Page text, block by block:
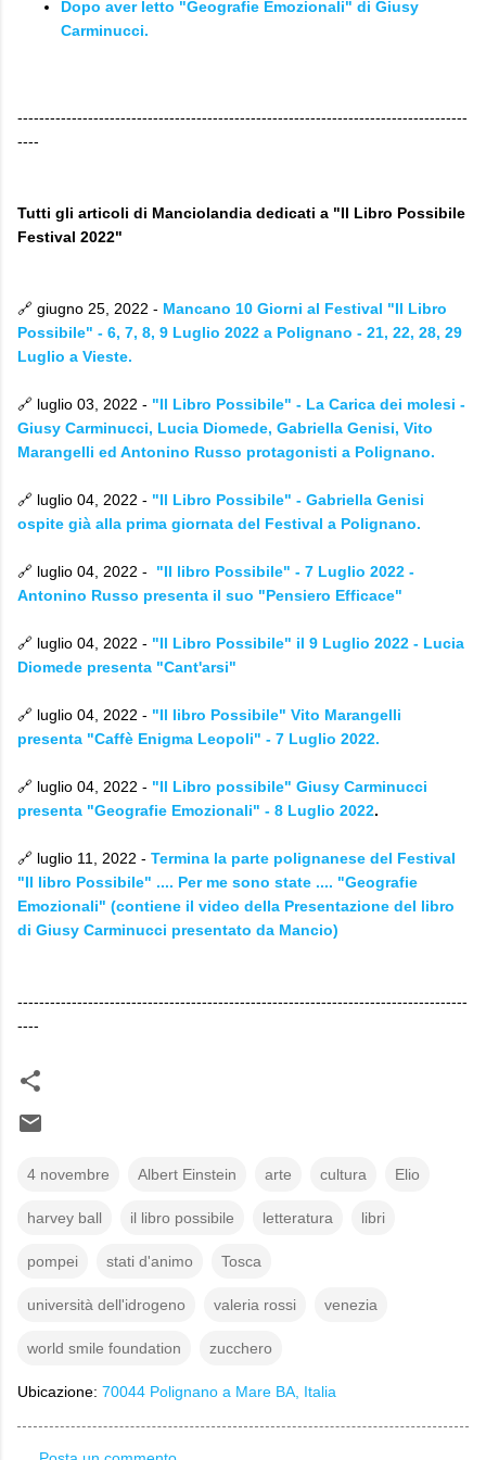
Dopo aver letto "Geografie Emozionali" di Giusy
Carminucci.
-----------------------------------------------------------------------------------
----
Tutti gli articoli di Manciolandia dedicati a "Il Libro Possibile
Festival 2022"
🔗 giugno 25, 2022 - Mancano 10 Giorni al Festival "Il Libro
Possibile" - 6, 7, 8, 9 Luglio 2022 a Polignano - 21, 22, 28, 29
Luglio a Vieste.
🔗 luglio 03, 2022 - "Il Libro Possibile" - La Carica dei molesi -
Giusy Carminucci, Lucia Diomede, Gabriella Genisi, Vito
Marangelli ed Antonino Russo protagonisti a Polignano.
🔗 luglio 04, 2022 - "Il Libro Possibile" - Gabriella Genisi
ospite già alla prima giornata del Festival a Polignano.
🔗 luglio 04, 2022 -
"Il libro Possibile" - 7 Luglio 2022 -
Antonino Russo presenta il suo "Pensiero Efficace"
🔗 luglio 04, 2022 - "Il Libro Possibile" il 9 Luglio 2022 - Lucia
Diomede presenta "Cant'arsi"
🔗 luglio 04, 2022 - "Il libro Possibile" Vito Marangelli
presenta "Caffè Enigma Leopoli" - 7 Luglio 2022.
🔗 luglio 04, 2022 - "Il Libro possibile" Giusy Carminucci
presenta "Geografie Emozionali" - 8 Luglio 2022.
🔗 luglio 11, 2022 - Termina la parte polignanese del Festival
"Il libro Possibile" .... Per me sono state .... "Geografie
Emozionali" (contiene il video della Presentazione del libro
di Giusy Carminucci presentato da Mancio)
-----------------------------------------------------------------------------------
----
4 novembre Albert Einstein arte cultura Elio
harvey ball il libro possibile letteratura libri
pompei stati d'animo Tosca
università dell'idrogeno valeria rossi venezia
world smile foundation zucchero
Ubicazione: 70044 Polignano a Mare BA, Italia